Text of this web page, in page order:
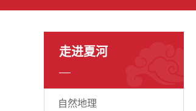
走进夏河
自然地理